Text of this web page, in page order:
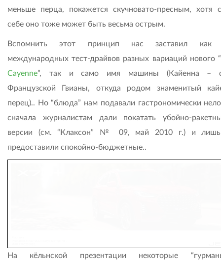
меньше перца, покажется скучновато-пресным, хотя
себе оно тоже может быть весьма острым.
Вспомнить этот принцип нас заставил как
международных тест-драйвов разных вариаций нового “
Cayenne”, так и само имя машины (Кайенна –
Французской Гвианы, откуда родом знаменитый
перец).. Но “блюда” нам подавали гастрономически
сначала журналистам дали покатать убойно-
версии (см. “Клаксон” № 09, май 2010 г.) и
предоставили спокойно-бюджетные..
На кёльнской презентации некоторые